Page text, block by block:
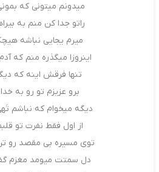
میدونم میتونی که
راتو جدا کن منم به
میرم یجایی نباشه
اینروزا میگذره منم که
تنها فرقش اینه که
برو عزیزم تو رو به
دیگه میخوام که نباشم
از اول فقط نفرت تو
توی مسیره بی مقصد رو
دل سمتت میومد مغزم